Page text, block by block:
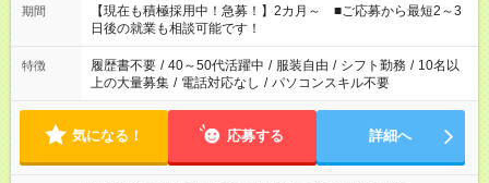
たくない」 など、ご希望を教えてくださいね。 ※Wワーク希望
の方へ 今ご覧のお仕事で希望する勤務時間と、もう1つのお仕事
の勤務時間。 合計で週40時間を超える場合は応募できません。
期間
【現在も積極採用中！急募！】2カ月～ ■ご応募から最短2～3
日後の就業も相談可能です！
特徴 履歴書不要 / 40～50代活躍中 / 服装自由 / シフト勤務 / 10名以
上の大量募集 / 電話対応なし / パソコンスキル不要
気になる！ 応募する 詳細へ